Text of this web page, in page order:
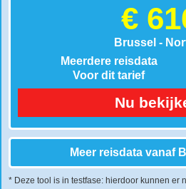
€
Brussel -
Meerdere reisdata
Voor dit tarief
Nu
Meer reisdata vanaf
* Deze tool is in testfase: hierdoor kunnen er